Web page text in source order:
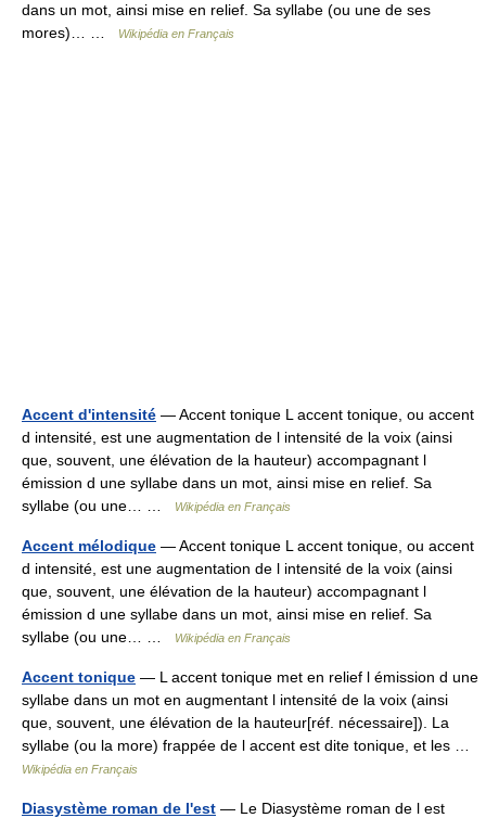
dans un mot, ainsi mise en relief. Sa syllabe (ou une de ses
mores)… …
Wikipédia en Français
Accent d'intensité — Accent tonique L accent tonique, ou accent
d intensité, est une augmentation de l intensité de la voix (ainsi
que, souvent, une élévation de la hauteur) accompagnant l
émission d une syllabe dans un mot, ainsi mise en relief. Sa
syllabe (ou une… …
Wikipédia en Français
Accent mélodique — Accent tonique L accent tonique, ou accent
d intensité, est une augmentation de l intensité de la voix (ainsi
que, souvent, une élévation de la hauteur) accompagnant l
émission d une syllabe dans un mot, ainsi mise en relief. Sa
syllabe (ou une… …
Wikipédia en Français
Accent tonique — L accent tonique met en relief l émission d une
syllabe dans un mot en augmentant l intensité de la voix (ainsi
que, souvent, une élévation de la hauteur[réf. nécessaire]). La
syllabe (ou la more) frappée de l accent est dite tonique, et les …
Wikipédia en Français
Diasystème roman de l'est — Le Diasystème roman de l est